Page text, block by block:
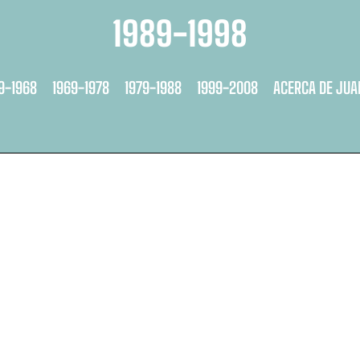
1989-1998
1968 1969-1978 1979-1988 1999-2008 ACERCA DE